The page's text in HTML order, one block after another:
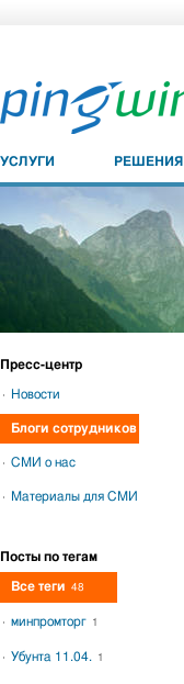
УСЛУГИ РЕШЕНИЯ
Пресс-центр
Новости
Блоги сотрудников
СМИ о нас
Материалы для СМИ
Посты по тегам
Все теги 48
минпромторг 1
Убунта 11.04. 1